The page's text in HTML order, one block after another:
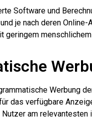
Software und
je nach deren
geringem
Werbung
das verfügbare
am relevantesten